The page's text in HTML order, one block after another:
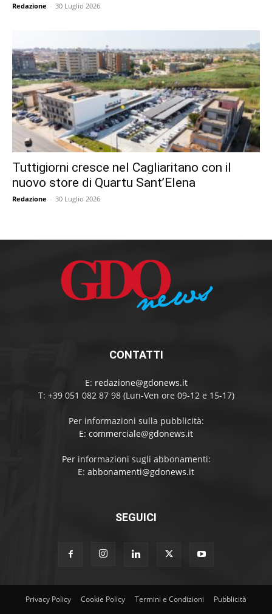
Redazione - 30 Luglio 2026
Tuttigiorni cresce nel Cagliaritano con il
nuovo store di Quartu Sant’Elena
Redazione - 30 Luglio 2026
CONTATTI
E: redazione@gdonews.it
T: +39 051 082 87 98 (Lun-Ven ore 09-12 e 15-17)
Per informazioni sulla pubblicità:
E: commerciale@gdonews.it
Per informazioni sugli abbonamenti:
E: abbonamenti@gdonews.it
SEGUICI
Privacy Policy Cookie Policy Termini e Condizioni Pubblicità